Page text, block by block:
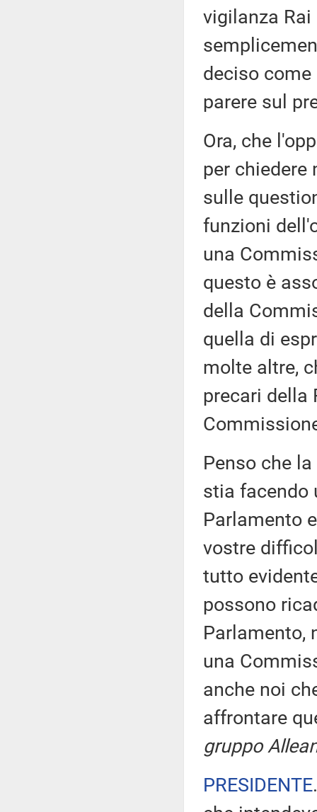
vigilanza
deciso
parere sul
Ora, che
per chiedere
sulle
funzioni
una
questo è
della
quella di
molte altre,
precari della
Penso che
stia facendo
Parlamento
vostre
tutto
possono
Parlamento,
una
anche noi
affrontare
gruppo
PRESIDENTE